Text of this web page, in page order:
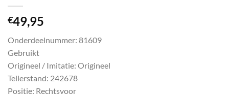
€49,95
Onderdeelnummer: 81609
Gebruikt
Origineel / Imitatie: Origineel
Tellerstand: 242678
Positie: Rechtsvoor